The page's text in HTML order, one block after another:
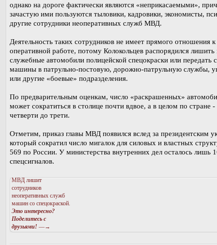
однако на дороге фактически являются «неприкасаемыми»,
зачастую ими пользуются тыловики, кадровики, экономисты,
другие сотрудники неоперативных служб МВД.
Деятельность таких сотрудников не имеет прямого отношения к
оперативной работе, потому Колокольцев распорядился лишить
служебные автомобили полицейской спецокраски или передать
машины в патрульно-постовую, дорожно-патрульную службы,
или другие «боевые» подразделения.
По предварительным оценкам, число «раскрашенных»
может сократиться в столице почти вдвое, а в целом по стране -
четверти до трети.
Отметим, приказ главы МВД появился вслед за президентским
который сократил число мигалок для силовых и властных
569 по России. У министерства внутренних дел осталось лишь
спецсигналов.
МВД лишит
сотрудников
неоперативных служб
машин со спецокраской.
Это интересно?
Поделитесь с
друзьями! —→